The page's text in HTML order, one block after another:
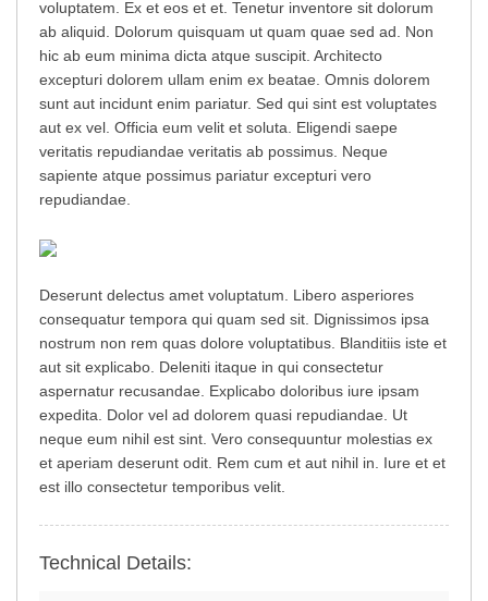
voluptatem. Ex et eos et et. Tenetur inventore sit dolorum
ab aliquid. Dolorum quisquam ut quam quae sed ad. Non
hic ab eum minima dicta atque suscipit. Architecto
excepturi dolorem ullam enim ex beatae. Omnis dolorem
sunt aut incidunt enim pariatur. Sed qui sint est voluptates
aut ex vel. Officia eum velit et soluta. Eligendi saepe
veritatis repudiandae veritatis ab possimus. Neque
sapiente atque possimus pariatur excepturi vero
repudiandae.
Deserunt delectus amet voluptatum. Libero asperiores
consequatur tempora qui quam sed sit. Dignissimos ipsa
nostrum non rem quas dolore voluptatibus. Blanditiis iste et
aut sit explicabo. Deleniti itaque in qui consectetur
aspernatur recusandae. Explicabo doloribus iure ipsam
expedita. Dolor vel ad dolorem quasi repudiandae. Ut
neque eum nihil est sint. Vero consequuntur molestias ex
et aperiam deserunt odit. Rem cum et aut nihil in. Iure et et
est illo consectetur temporibus velit.
Technical Details: